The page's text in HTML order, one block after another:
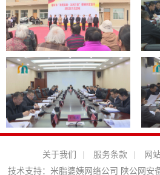
关于我们 | 服务条款 | 网
技术支持： 米脂婆姨网络公司 陕公网安